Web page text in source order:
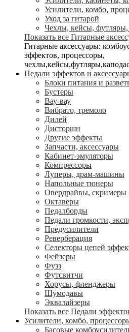
Усилители, комбо,
Уход за гитарой
Чехлы, кейсы,
Показать все Гитарные
Гитарные аксессуары:
эффектов, процессоры,
Педали эффектов и
Блоки питания и
Бустеры
Вау-вау
Вибрато, тремоло
Дилей
Дисторшн
Другие эффекты
Запчасти, аксессуары
Кабинет-эмуляторы
Компрессоры
Луперы, драм-машины
Напольные тюнеры
Овердрайвы, скримеры
Октаверы
Педалборды
Педали громкости,
Предусилители
Реверберация
Селекторы цепей
Фейзеры
Фузз
Футсвитчи
Хорусы, фленджеры
Шумодавы
Эквалайзеры
Показать все Педали
Усилители, комбо,
Басовые